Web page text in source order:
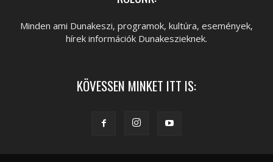
Minden ami Dunakeszi, programok, kultúra, események,
hírek információk Dunakeszieknek.
KÖVESSEN MINKET ITT IS: